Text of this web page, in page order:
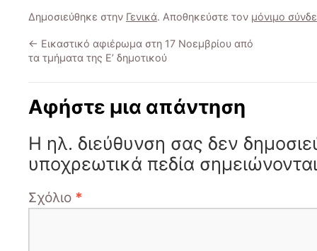
Δημοσιεύθηκε στην Γενικά. Αποθηκεύστε τον μόνιμο
← Εικαστικό αφιέρωμα στη 17 Νοεμβρίου από
τα τμήματα της Ε’ δημοτικού
Αφήστε μια απάντηση
Η ηλ. διεύθυνση σας δεν
υποχρεωτικά πεδία
Σχόλιο *